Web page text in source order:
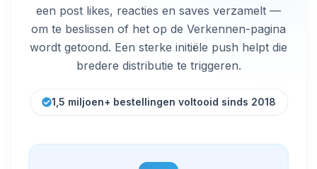
een post likes, reacties en saves verzamelt —
om te beslissen of het op de Verkennen-pagina
wordt getoond. Een sterke initiële push helpt die
bredere distributie te triggeren.
1,5 miljoen+ bestellingen voltooid sinds 2018